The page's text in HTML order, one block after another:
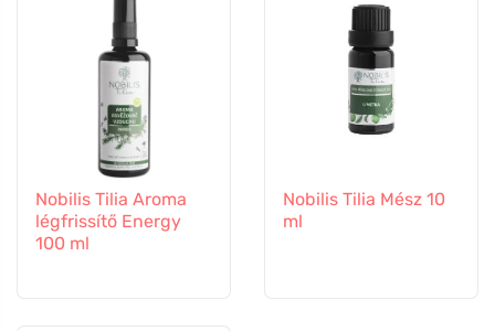
Nobilis Tilia Aroma
légfrissítő Energy
100 ml
Nobilis Tilia Mész 10
ml